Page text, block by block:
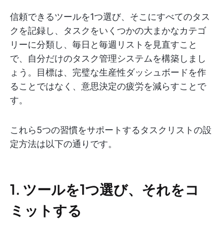
信頼できるツールを1つ選び、そこにすべてのタス
クを記録し、タスクをいくつかの大まかなカテゴ
リーに分類し、毎日と毎週リストを見直すこと
で、自分だけのタスク管理システムを構築しまし
ょう。目標は、完璧な生産性ダッシュボードを作
ることではなく、意思決定の疲労を減らすことで
す。
これら5つの習慣をサポートするタスクリストの設
定方法は以下の通りです。
1. ツールを1つ選び、それをコ
ミットする